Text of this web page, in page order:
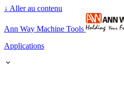
↓ Aller au contenu
Ann Way Machine Tools
Applications